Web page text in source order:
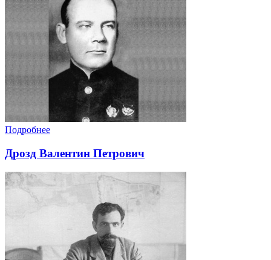
Подробнее
Дрозд Валентин Петрович